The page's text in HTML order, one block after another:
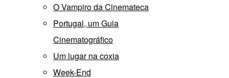
O Vampiro da Cinemateca
Portugal, um Guia
Cinematográfico
Um lugar na coxia
Week-End